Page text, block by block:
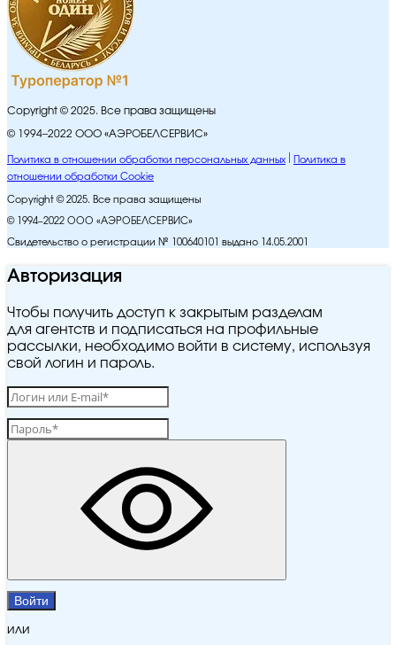
Copyright © 2025. Все права защищены
© 1994–2022 ООО «АЭРОБЕЛСЕРВИС»
Политика в отношении обработки персональных данных
Политика в
отношении обработки Cookie
Copyright © 2025. Все права защищены
© 1994–2022 ООО «АЭРОБЕЛСЕРВИС»
Свидетельство о регистрации № 100640101 выдано 14.05.2001
Авторизация
Чтобы получить доступ к закрытым разделам
для агентств и подписаться на профильные
рассылки, необходимо войти в систему, используя
свой логин и пароль.
Войти
или